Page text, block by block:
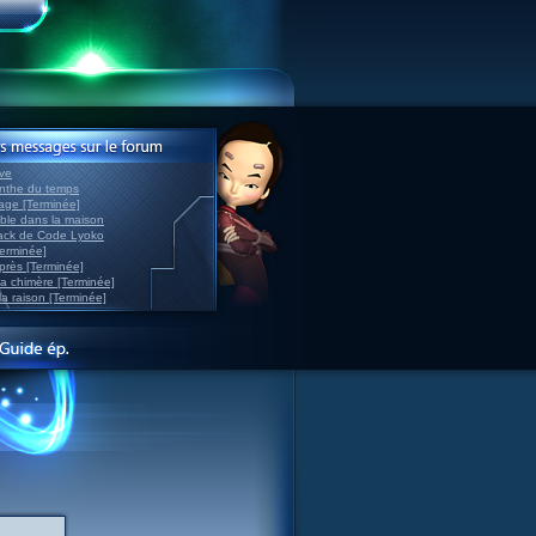
du temps
[Terminée]
dans la maison
de Code Lyoko
[Terminée]
chimère [Terminée]
raison [Terminée]